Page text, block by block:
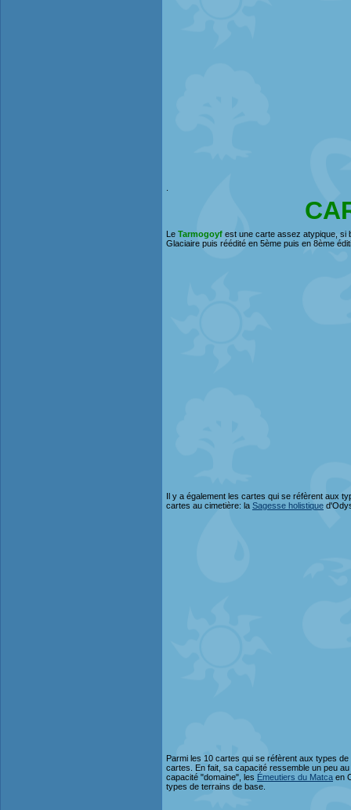
Le Tarmogoyf est une carte assez atypique, si
Glaciaire puis réédité en 5ème puis en 8ème
Il y a également les cartes qui se réfèrent aux
cartes au cimetière: la Sagesse holistique
Parmi les 10 cartes qui se réfèrent aux types
cartes. En fait, sa capacité ressemble un peu
capacité "domaine", les Émeutiers du Matca en
types de terrains de base.